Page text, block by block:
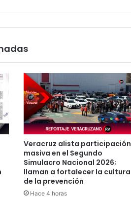
Veracruz alista participación
masiva en el Segundo
Simulacro Nacional 2026;
llaman a fortalecer la cultura
de la prevención
Hace 4 horas